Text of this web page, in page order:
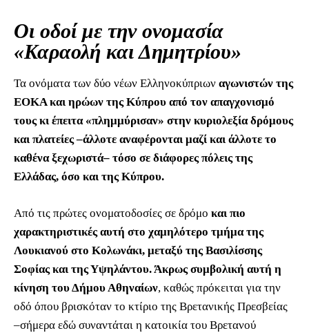
Οι οδοί με την ονομασία
«Καραολή και Δημητρίου»
Τα ονόματα των δύο νέων Ελληνοκύπριων αγωνιστών της
ΕΟΚΑ και ηρώων της Κύπρου από τον απαγχονισμό
τους κι έπειτα «πλημμύρισαν» στην κυριολεξία δρόμους
και πλατείες –άλλοτε αναφέρονται μαζί και άλλοτε το
καθένα ξεχωριστά– τόσο σε διάφορες πόλεις της
Ελλάδας, όσο και της Κύπρου.
Από τις πρώτες ονοματοδοσίες σε δρόμο και πιο
χαρακτηριστικές αυτή στο χαμηλότερο τμήμα της
Λουκιανού στο Κολωνάκι, μεταξύ της Βασιλίσσης
Σοφίας και της Υψηλάντου. Άκρως συμβολική αυτή η
κίνηση του Δήμου Αθηναίων, καθώς πρόκειται για την
οδό όπου βρισκόταν το κτίριο της Βρετανικής Πρεσβείας
–σήμερα εδώ συναντάται η κατοικία του Βρετανού